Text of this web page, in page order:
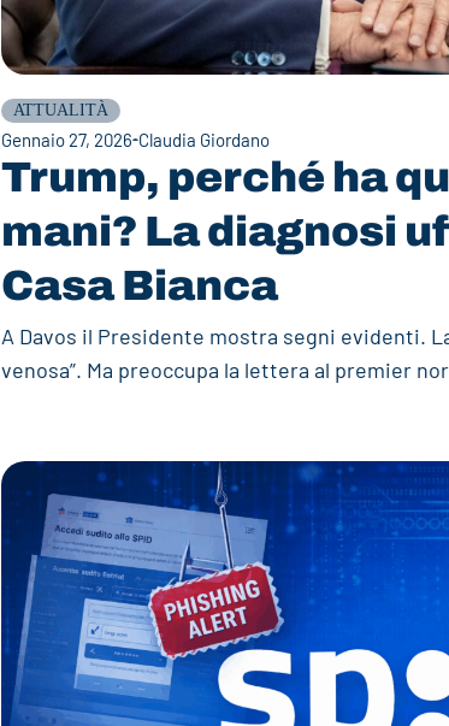
ATTUALITÀ
Gennaio 27, 2026 Claudia Giordano
Trump, perché ha
mani? La diagnosi
Casa Bianca
A Davos il Presidente mostra segni evidenti.
venosa”. Ma preoccupa la lettera al premier